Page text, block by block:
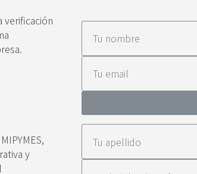
verificación
y